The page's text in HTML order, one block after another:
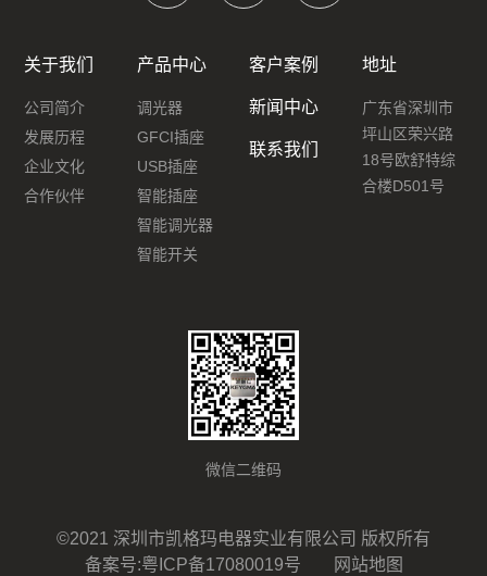
关于我们
公司简介
发展历程
企业文化
合作伙伴
产品中心
调光器
GFCI插座
USB插座
智能插座
智能调光器
智能开关
客户案例
新闻中心
联系我们
地址
广东省深圳市
坪山区荣兴路
18号欧舒特综
合楼D501号
微信二维码
©2021 深圳市凯格玛电器实业有限公司 版权所有
备案号:粤ICP备17080019号
网站地图